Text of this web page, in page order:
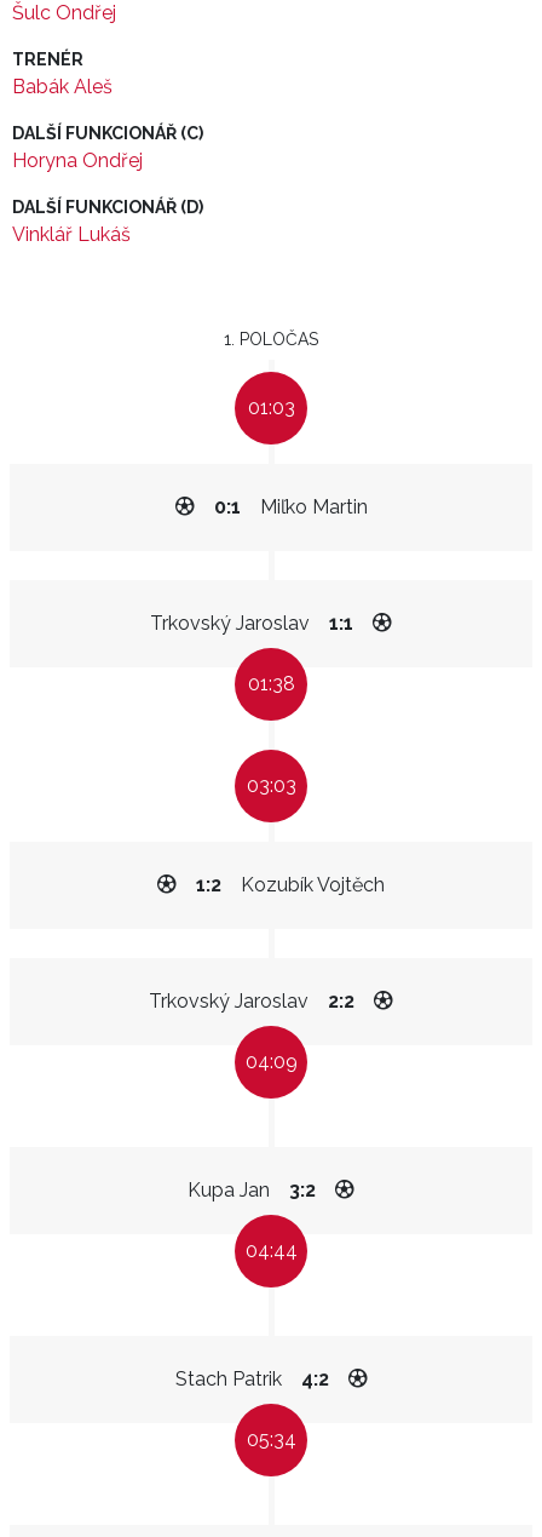
Šulc Ondřej
TRENÉR
Babák Aleš
DALŠÍ FUNKCIONÁŘ (C)
Horyna Ondřej
DALŠÍ FUNKCIONÁŘ (D)
Vinklář Lukáš
1. POLOČAS
01:03
Miľko Martin
0:1
Trkovský Jaroslav 1:1
01:38
03:03
Kozubík Vojtěch
1:2
Trkovský Jaroslav 2:2
04:09
Kupa Jan 3:2
04:44
Stach Patrik 4:2
05:34